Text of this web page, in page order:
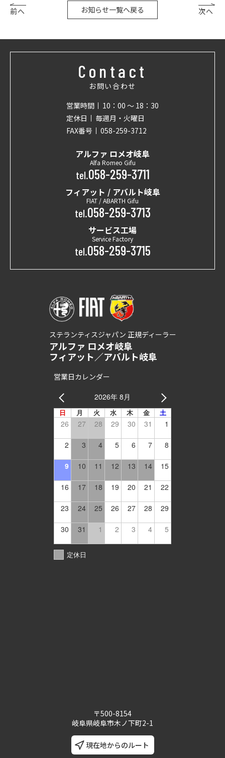
前へ お知らせ一覧へ戻る 次へ
Contact
お問い合わせ
営業時間
10：00 〜 18：30
定休日
毎週月・火曜日
FAX番号
058-259-3712
アルファ ロメオ岐阜
Alfa Romeo Gifu
tel.058-259-3711
フィアット / アバルト岐阜
FIAT / ABARTH Gifu
tel.058-259-3713
サービス工場
Service Factory
tel.058-259-3715
ステランティスジャパン 正規ディーラー
アルファ ロメオ岐阜
フィアット／アバルト岐阜
営業日カレンダー
2026年 8月
日 月 火 水 木 金 土
26 27 28 29 30 31 1
2 3 4 5 6 7 8
9 10 11 12 13 14 15
16 17 18 19 20 21 22
23 24 25 26 27 28 29
30 31 1 2 3 4 5
定休日
〒500-8154
岐阜県岐阜市木ノ下町2-1
現在地からのルート